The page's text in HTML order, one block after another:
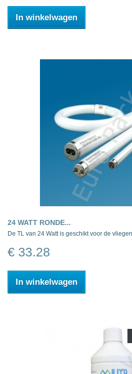
In winkelwagen
24 WATT RONDE...
De TL van 24 Watt is geschikt voor de
€ 33.28
In winkelwagen